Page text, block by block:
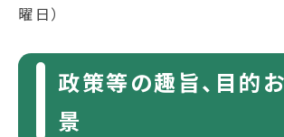
曜日）
政策等の趣旨、目的
景